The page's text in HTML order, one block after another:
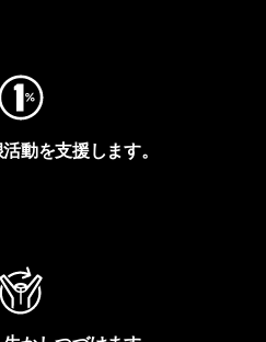
動を支援します。